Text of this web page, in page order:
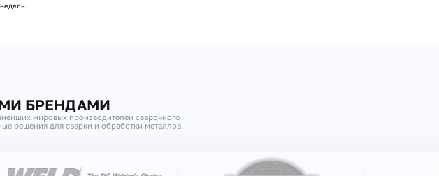
БРЕНДАМИ
мировых производителей сварочного
решения для сварки и обработки металлов.